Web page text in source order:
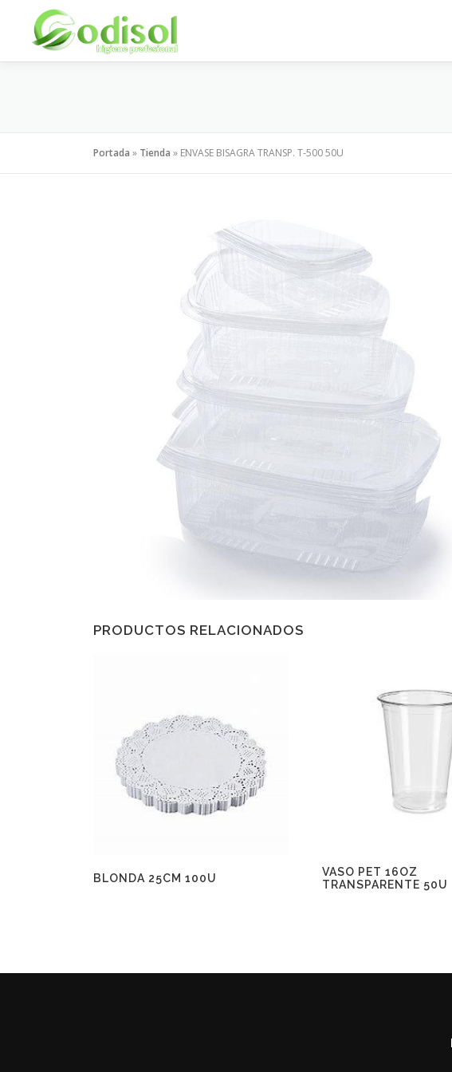
contenido
Portada » Tienda » ENVASE BISAGRA TRANSP. T-500 50U
PRODUCTOS RELACIONADOS
BLONDA 25CM 100U
VASO PET 16OZ
TRANSPARENTE 50U